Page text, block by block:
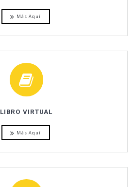
Más Aquí
LIBRO VIRTUAL
Más Aquí